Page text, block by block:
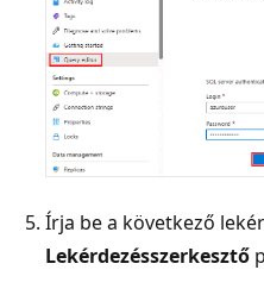
Írja be a következő
Lekérdezésszerkesztő